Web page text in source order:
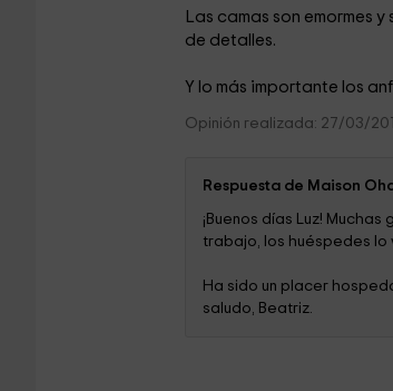
Las camas son emormes
de detalles.
Y lo más importante los
Opinión realizada: 27/03/
Respuesta de Maison
¡Buenos días Luz!
trabajo, los huéspedes lo
Ha sido un placer
saludo, Beatriz.